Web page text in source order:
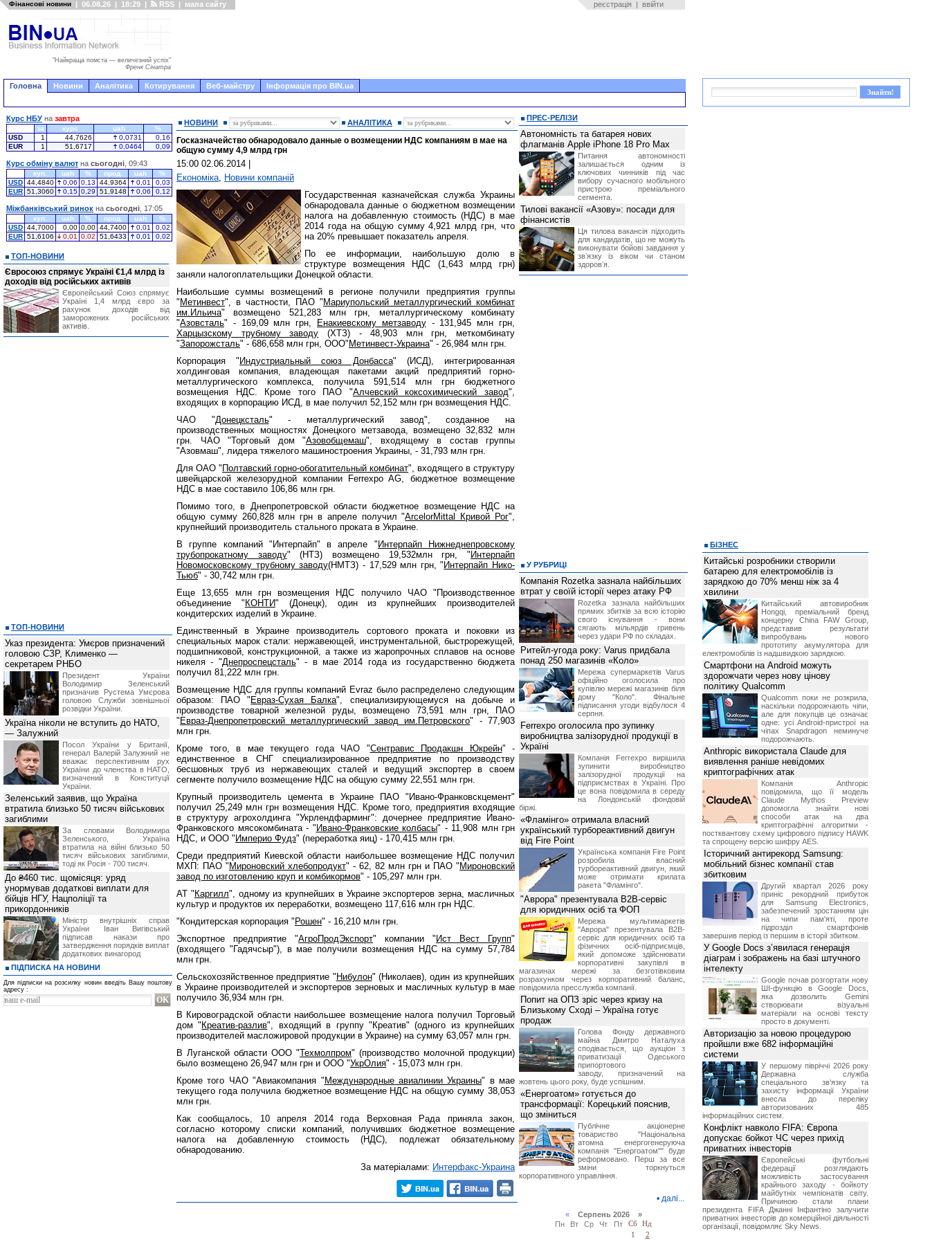
Фінансові новини | 06.08.26 | 18:29 | RSS | мапа сайту реєстрація | ввійти
"Найкраща помста — величезний успіх"
Френк Сінатра
Головна Новини Аналітика Котирування Веб-майстру Інформація про BIN.ua
НОВИНИ АНАЛІТИКА
Госказначейство обнародовало данные о возмещении НДС компаниям в мае на
общую сумму 4,9 млрд грн
15:00 02.06.2014
Економіка, Новини компаній
Государственная казначейская служба Украины
обнародовала данные о бюджетном возмещении
налога на добавленную стоимость (НДС) в мае
2014 года на общую сумму 4,921 млрд грн, что
на 20% превышает показатель апреля.
По ее информации, наибольшую долю в
структуре возмещения НДС (1,643 млрд грн)
заняли налогоплательщики Донецкой области.
Наибольшие суммы возмещений в регионе получили предприятия группы
" Метинвест", в частности, ПАО " Мариупольский металлургический комбинат
им.Ильича" возмещено 521,283 млн грн, металлургическому комбинату
"Азовсталь" - 169,09 млн грн, Енакиевскому метзаводу- 131,945 млн грн,
Харцызскому трубному заводу (ХТЗ) - 48,903 млн грн, меткомбинату
"Запорожсталь" - 686,658 млн грн, ООО" Метинвест-Украина" - 26,984 млн грн.
Корпорация " Индустриальный союз Донбасса" (ИСД), интегрированная
холдинговая компания, владеющая пакетами акций предприятий горно-
металлургического комплекса, получила 591,514 млн грн бюджетного
возмещения НДС. Кроме того ПАО "Алчевский коксохимический завод",
входящих в корпорацию ИСД, в мае получил 52,152 млн грн возмещения НДС.
ЧАО "Донецксталь" - металлургический завод", созданное на
производственных мощностях Донецкого метзавода, возмещено 32,832 млн
грн. ЧАО "Торговый дом "Азовобщемаш", входящему в состав группы
"Азовмаш", лидера тяжелого машиностроения Украины, - 31,793 млн грн.
Для ОАО " Полтавский горно-обогатительный комбинат", входящего в структуру
швейцарской железорудной компании Ferrexpo AG, бюджетное возмещение
НДС в мае составило 106,86 млн грн.
Помимо того, в Днепропетровской области бюджетное возмещение НДС на
общую сумму 260,828 млн грн в апреле получил "ArcelorMittal Кривой Рог",
крупнейший производитель стального проката в Украине.
В группе компаний "Интерпайп" в апреле " Интерпайп Нижнеднепровскому
трубопрокатному заводу" (НТЗ) возмещено 19,532млн грн, " Интерпайп
Новомосковскому трубному заводу(НМТЗ) - 17,529 млн грн, " Интерпайп Нико-
Тьюб" - 30,742 млн грн.
Еще 13,655 млн грн возмещения НДС получило ЧАО "Производственное
объединение " КОНТИ" (Донецк), один из крупнейших производителей
кондитерских изделий в Украине.
Единственный в Украине производитель сортового проката и поковки из
специальных марок стали: нержавеющей, инструментальной, быстрорежущей,
подшипниковой, конструкционной, а также из жаропрочных сплавов на основе
никеля - "Днепроспецсталь" - в мае 2014 года из государственно бюджета
получил 81,222 млн грн.
Возмещение НДС для группы компаний Evraz было распределено следующим
образом: ПАО " Евраз-Сухая Балка", специализирующемуся на добыче и
производстве товарной железной руды, возмещено 73,591 млн грн, ПАО
" Евраз-Днепропетровский металлургический завод им.Петровского" - 77,903
млн грн.
Кроме того, в мае текущего года ЧАО "Сентравис Продакшн Юкрейн" -
единственное в СНГ специализированное предприятие по производству
бесшовных труб из нержавеющих сталей и ведущий экспортер в своем
сегменте получило возмещение НДС на общую сумму 22,551 млн грн.
Крупный производитель цемента в Украине ПАО "Ивано-Франковскцемент"
получил 25,249 млн грн возмещения НДС. Кроме того, предприятия входящие
в структуру агрохолдинга "Укрлендфарминг": дочернее предприятие Ивано-
Франковского мясокомбината - " Ивано-Франковские колбасы" - 11,908 млн грн
НДС, и ООО " Империо Фудз" (переработка яиц) - 170,415 млн грн.
Среди предприятий Киевской области наибольшее возмещение НДС получил
МХП: ПАО " Мироновский хлебопродукт" - 62, 82 млн грн и ПАО " Мироновский
завод по изготовлению круп и комбикормов" - 105,297 млн грн.
АТ " Каргилл", одному из крупнейших в Украине экспортеров зерна, масличных
культур и продуктов их переработки, возмещено 117,616 млн грн НДС.
"Кондитерская корпорация " Рошен" - 16,210 млн грн.
Экспортное предприятие "АгроПродЭкспорт" компании " Ист Вест Групп"
(входящего "Гадячсыр"), в мае получили возмещения НДС на сумму 57,784
млн грн.
Сельскохозяйственное предприятие " Нибулон" (Николаев), один из крупнейших
в Украине производителей и экспортеров зерновых и масличных культур в мае
получило 36,934 млн грн.
В Кировоградской области наибольшее возмещение налога получил Торговый
дом " Креатив-разлив", входящий в группу "Креатив" (одного из крупнейших
производителей масложировой продукции в Украине) на сумму 63,057 млн грн.
В Луганской области ООО "Техмолпром" (производство молочной продукции)
было возмещено 26,947 млн грн и ООО "УкрОлия" - 15,073 млн грн.
Кроме того ЧАО "Авиакомпания " Международные авиалинии Украины" в мае
текущего года получила бюджетное возмещение НДС на общую сумму 38,053
млн грн.
Как сообщалось, 10 апреля 2014 года Верховная Рада приняла закон,
согласно которому списки компаний, получивших бюджетное возмещение
налога на добавленную стоимость (НДС), подлежат обязательному
обнародованию.
За матеріалами: Интерфакс-Украина
Курс НБУ на завтра
за курс uah
%
USD
1 44,7626 0,0731
0,16
EUR
1 51,6717 0,0464 0,09
Курс обміну валют на сьогодні , 09:43
куп. uah % прод. uah
%
USD 44,4840 0,06 0,13 44,9364 0,01
0,03
EUR 51,3060 0,15 0,29 51,9148 0,06 0,12
Міжбанківський ринок на сьогодні , 17:05
куп. uah % прод. uah
%
USD 44,7000 0,00 0,00 44,7400 0,01
0,02
EUR 51,6106 0,01 0,02 51,6433 0,01 0,02
ТОП-НОВИНИ
Євросоюз спрямує Україні €1,4 млрд із
доходів від російських активів
Європейський Союз спрямує
Україні 1,4 млрд євро за
рахунок доходів від
заморожених російських
активів.
ТОП-НОВИНИ
Указ президента: Умєров призначений
головою СЗР, Клименко —
секретарем РНБО
Президент України
Володимир Зеленський
призначив Pустема Умєрова
головою Служби зовнішньої
розвідки України.
Україна ніколи не вступить до НАТО,
— Залужний
Посол України у Британії,
генерал Валерій Залужний не
вважає перспективним рух
України до членства в НАТО,
визначений в Конституції
України.
Зеленський заявив, що Україна
втратила близько 50 тисяч військових
загиблими
За словами Володимира
Зеленського, Україна
втратила на війні близько 50
тисяч військових загиблими,
тоді як Росія - 700 тисяч.
До ₴460 тис. щомісяця: уряд
унормував додаткові виплати для
бійців НГУ, Нацполіції та
прикордонників
Міністр внутрішніх справ
України Іван Вигівський
підписав накази про
затвердження порядків виплат
додаткових винагород
ПІДПИСКА НА НОВИНИ
Для підписки на розсилку новин введіть Вашу поштову
адресу :
ПРЕС-РЕЛІЗИ
Автономність та батарея нових
флагманів Apple iPhone 18 Pro Max
Питання автономності
залишається одним із
ключових чинників під час
вибору сучасного мобільного
пристрою преміального
сегмента.
Тилові вакансії «Азову»: посади для
фінансистів
Ця тилова вакансія підходить
для кандидатів, що не можуть
виконувати бойові завдання у
звʼязку із віком чи станом
здоровʼя.
У РУБРИЦІ
Компанія Rozetka зазнала найбільших
втрат у своїй історії через атаку РФ
Rozetka зазнала найбільших
прямих збитків за всю історію
свого існування - вони
сягають мільярдів гривень
через удари РФ по складах.
Ритейл-угода року: Varus придбала
понад 250 магазинів «Коло»
Мережа супермаркетів Varus
офіційно оголосила про
купівлю мережі магазинів біля
дому "Коло". Фінальне
підписання угоди відбулося 4
серпня.
Ferrexpo оголосила про зупинку
виробництва залізорудної продукції в
Україні
Компанія Ferrexpo вирішила
зупинити виробництво
залізорудної продукції на
підприємствах в Україні. Про
це вона повідомила в середу
на Лондонській фондовій
біржі.
«Фламінго» отримала власний
український турбореактивний двигун
від Fire Point
Українська компанія Fire Point
розробила власний
турбореактивний двигун, який
може отримати крилата
ракета "Фламінго".
"Аврора" презентувала B2B-сервіс
для юридичних осіб та ФОП
Мережа мультимаркетів
"Аврора" презентувала B2B-
сервіс для юридичних осіб та
фізичних осіб-підприємців,
який допоможе здійснювати
корпоративні закупівлі в
магазинах мережі за безготівковим
розрахунком через корпоративний баланс,
повідомила пресслужба компанії.
Попит на ОПЗ зріс через кризу на
Близькому Сході – Україна готує
продаж
Голова Фонду державного
майна Дмитро Наталуха
сподівається, що аукціон з
приватизації Одеського
припортового
заводу, призначений на
жовтень цього року, буде успішним.
«Енергоатом» готується до
трансформації: Корецький пояснив,
що зміниться
Публічне акціонерне
товариство "Національна
атомна енергогенеруюча
компанія "Енергоатом"" буде
реформовано. Перш за все
зміни торкнуться
корпоративного управління.
• далі...
«Серпень 2026 »
Пн
Вт Ср Чт Пт Сб
Нд
1
2
БІЗНЕС
Китайські розробники створили
батарею для електромобілів із
зарядкою до 70% менш ніж за 4
хвилини
Китайський автовиробник
Hongqi, преміальний бренд
концерну China FAW Group,
представив результати
випробувань нового
прототипу акумулятора для
електромобілів із надшвидкою зарядкою.
Смартфони на Android можуть
здорожчати через нову цінову
політику Qualcomm
Qualcomm поки не розкрила,
наскільки подорожчають чіпи,
але для покупців це означає
одне: усі Android-пристрої на
чіпах Snapdragon неминуче
подорожчають.
Anthropic використала Claude для
виявлення раніше невідомих
криптографічних атак
Компанія Anthropic
повідомила, що її модель
Claude Mythos Preview
допомогла знайти нові
способи атак на два
криптографічні алгоритми -
постквантову схему цифрового підпису HAWK
та спрощену версію шифру AES.
Історичний антирекорд Samsung:
мобільний бізнес компанії став
збитковим
Другий квартал 2026 року
приніс рекордний прибуток
для Samsung Electronics,
забезпечений зростанням цін
на чипи пам'яті, проте
підрозділ смартфонів
завершив період із першим в історії збитком.
У Google Docs з’явилася генерація
діаграм і зображень на базі штучного
інтелекту
Google почав розгортати нову
ШІ-функцію в Google Docs,
яка дозволить Gemini
створювати візуальні
матеріали на основі тексту
просто в документі.
Авторизацію за новою процедурою
пройшли вже 682 інформаційні
системи
У першому півріччі 2026 року
Державна служба
спеціального зв'язку та
захисту інформації України
внесла до переліку
авторизованих 485
інформаційних систем.
Конфлікт навколо FIFA: Європа
допускає бойкот ЧС через прихід
приватних інвесторів
Європейські футбольні
федерації розглядають
можливість застосування
крайнього заходу - бойкоту
майбутніх чемпіонатів світу.
Причиною стали плани
президента FIFA Джанні Інфантіно залучити
приватних інвесторів до комерційної діяльності
організації, повідомляє Sky News.